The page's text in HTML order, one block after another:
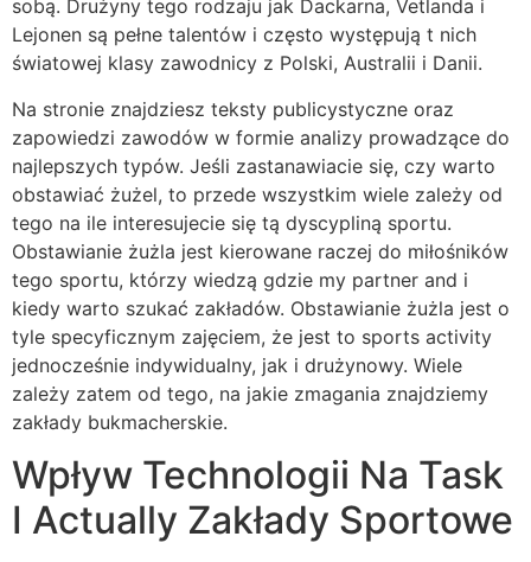
sobą. Drużyny tego rodzaju jak Dackarna, Vetlanda i
Lejonen są pełne talentów i często występują t nich
światowej klasy zawodnicy z Polski, Australii i Danii.
Na stronie znajdziesz teksty publicystyczne oraz
zapowiedzi zawodów w formie analizy prowadzące do
najlepszych typów. Jeśli zastanawiacie się, czy warto
obstawiać żużel, to przede wszystkim wiele zależy od
tego na ile interesujecie się tą dyscypliną sportu.
Obstawianie żużla jest kierowane raczej do miłośników
tego sportu, którzy wiedzą gdzie my partner and i
kiedy warto szukać zakładów. Obstawianie żużla jest o
tyle specyficznym zajęciem, że jest to sports activity
jednocześnie indywidualny, jak i drużynowy. Wiele
zależy zatem od tego, na jakie zmagania znajdziemy
zakłady bukmacherskie.
Wpływ Technologii Na Task
I Actually Zakłady Sportowe